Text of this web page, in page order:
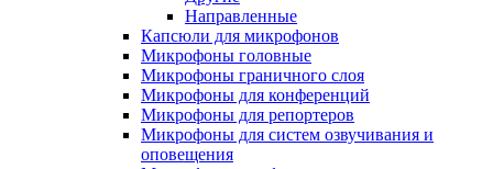
Направленные
Капсюли для микрофонов
Микрофоны головные
Микрофоны граничного слоя
Микрофоны для конференций
Микрофоны для репортеров
Микрофоны для систем озвучивания и
оповещения